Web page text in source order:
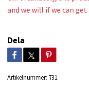
and we will if we can
Dela
Artikelnummer: 731